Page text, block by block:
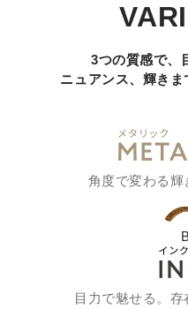
3つの質感で、
ニュアンス、輝きま
角度で変わる輝
目力で魅せる。存